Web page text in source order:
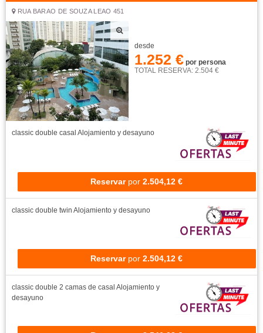
RUA BARAO DE SOUZA LEAO 451
desde
1.252 € por persona
TOTAL RESERVA: 2.504 €
classic double casal Alojamiento y desayuno
Reservar por 2.504,12 €
classic double twin Alojamiento y desayuno
Reservar por 2.504,12 €
classic double 2 camas de casal Alojamiento y
desayuno